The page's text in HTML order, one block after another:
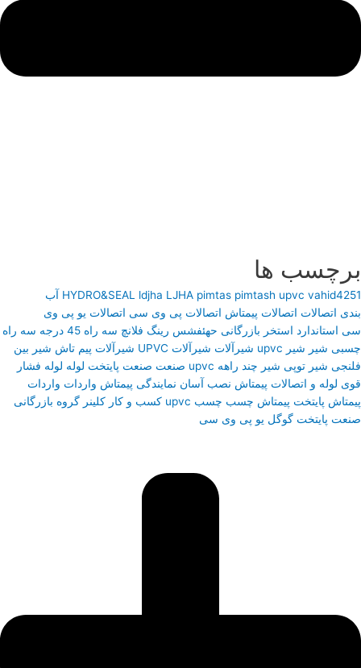
برچسب ها
HYDRO&SEAL ldjha LJHA pimtas pimtash upvc vahid4251
آب
بندی اتصالات اتصالات پیمتاش اتصالات پی وی سی اتصالات یو پی وی
سی استاندارد استخر بازرگانی حهئفشس رینگ فلانچ سه راه 45 درجه
سه راه
چسبی شیر شیر upvc شیرآلات شیرآلات UPVC شیرآلات پیم تاش شیر بین
فلنجی شیر توپی شیر چند راهه upvc صنعت صنعت پایتخت لوله لوله فشار
قوی لوله و اتصالات پیمتاش نصب آسان نمایندگی پیمتاش واردات واردات
پیمتاش پایتخت پیمتاش چسب چسب upvc کسب و کار کلینر گروه بازرگانی
صنعت پایتخت گوگل یو پی وی سی